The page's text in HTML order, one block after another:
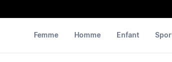
Femme Homme Enfant